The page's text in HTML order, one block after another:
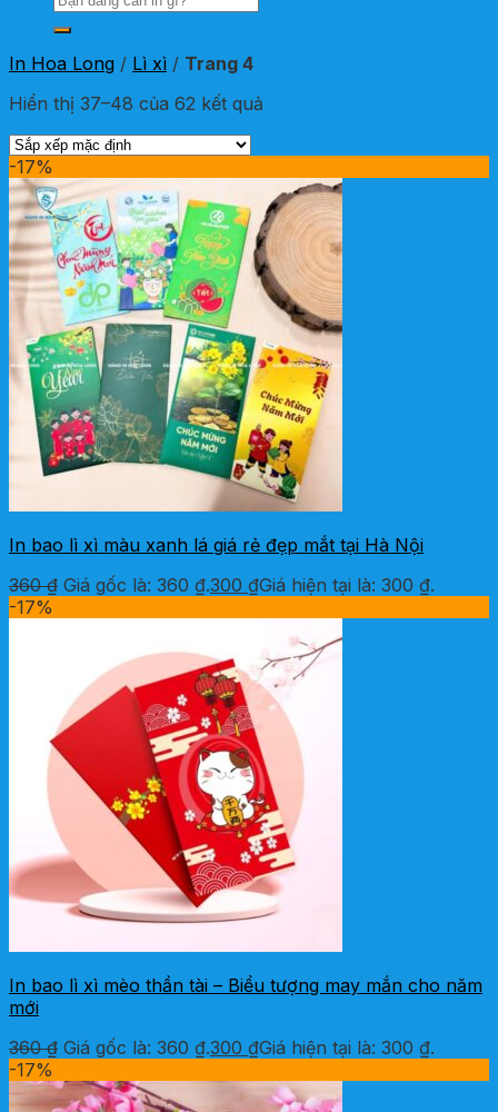
In Hoa Long / Lì xì / Trang 4
Hiển thị 37–48 của 62 kết quả
-17%
In bao lì xì màu xanh lá giá rẻ đẹp mắt tại Hà Nội
360₫ Giá gốc là: 360 ₫.300 ₫Giá hiện tại là: 300 ₫.
-17%
In bao lì xì mèo thần tài – Biểu tượng may mắn cho năm
mới
360₫ Giá gốc là: 360 ₫.300 ₫Giá hiện tại là: 300 ₫.
-17%